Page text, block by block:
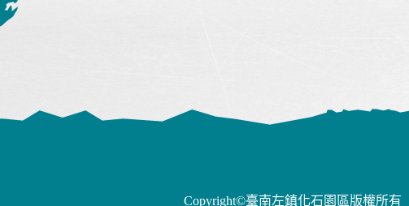
Copyright©臺南左鎮化石園區版權所有